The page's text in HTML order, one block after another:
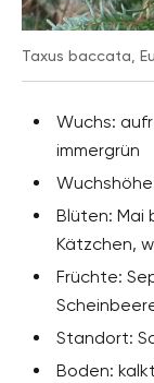
Taxus baccata,
Wuchs:
immergrün
Blüten: Mai
Kätzchen,
Früchte:
Standort:
Boden: